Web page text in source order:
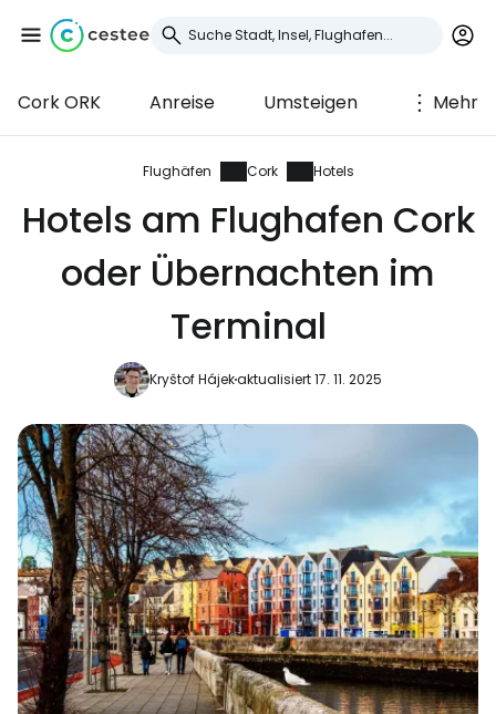
Cork ORK Anreise Umsteigen Mehr
Flughäfen Cork Hotels
Hotels am Flughafen Cork
oder Übernachten im
Terminal
Kryštof Hájekaktualisiert 17. 11. 2025
Anmeldung bei
Cestee
... die weltweite Reise-Community
Weiter mit Facebook
Weiter mit E-Mail